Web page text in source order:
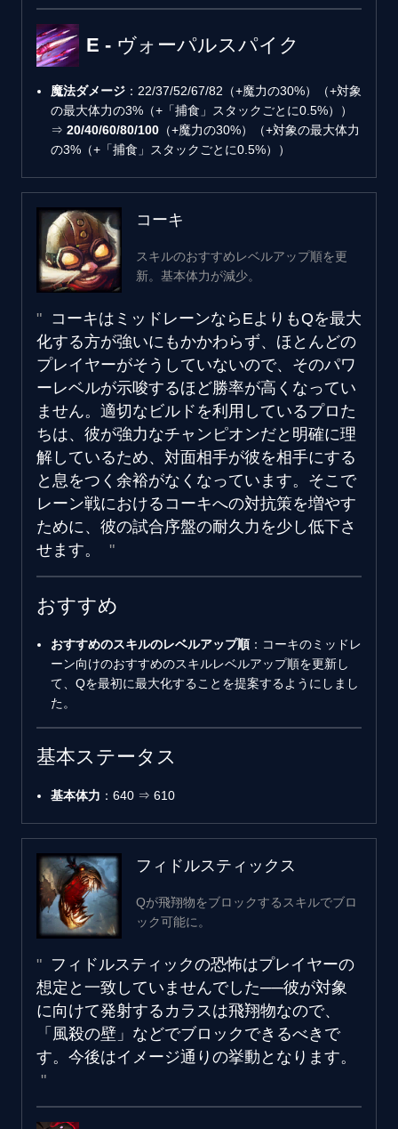
E - ヴォーパルスパイク
魔法ダメージ ：22/37/52/67/82（+魔力の30%）（+対象
の最大体力の3%（+「捕食」スタックごとに0.5%））
⇒ 20/40/60/80/100 （+魔力の30%）（+対象の最大体力
の3%（+「捕食」スタックごとに0.5%））
コーキ
スキルのおすすめレベルアップ順を更
新。基本体力が減少。
コーキはミッドレーンならEよりもQを最大
化する方が強いにもかかわらず、ほとんどの
プレイヤーがそうしていないので、そのパワ
ーレベルが示唆するほど勝率が高くなってい
ません。適切なビルドを利用しているプロた
ちは、彼が強力なチャンピオンだと明確に理
解しているため、対面相手が彼を相手にする
と息をつく余裕がなくなっています。そこで
レーン戦におけるコーキへの対抗策を増やす
ために、彼の試合序盤の耐久力を少し低下さ
せます。
おすすめ
おすすめのスキルのレベルアップ順：コーキのミッドレ
ーン向けのおすすめのスキルレベルアップ順を更新し
て、Qを最初に最大化することを提案するようにしまし
た。
基本ステータス
基本体力 ：640 ⇒ 610
フィドルスティックス
Qが飛翔物をブロックするスキルでブロ
ック可能に。
フィドルスティックの恐怖はプレイヤーの
想定と一致していませんでした──彼が対象
に向けて発射するカラスは飛翔物なので、
「風殺の壁」などでブロックできるべきで
す。今後はイメージ通りの挙動となります。